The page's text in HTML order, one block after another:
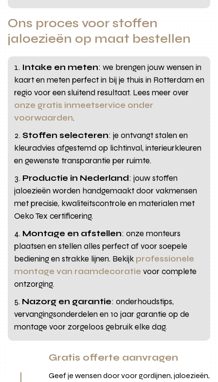
Ons proces voor stoffen
jaloezieën op maat bestellen
Intake en meten: we brengen jouw wensen in
kaart en meten perfect in bij je thuis in Rotterdam en
regio voor een sluitend resultaat. Lees meer over
onze gratis inmeetservice onder
voorwaarden.
Stoffen selecteren: je ontvangt stalen en
kleuradvies afgestemd op lichtinval, interieurkleuren
en gewenste transparantie per ruimte.
Productie in Nederland: jouw stoffen
jaloezieën worden handgemaakt door vakmensen
met precisie, kwaliteitscontrole en materialen met
Oeko Tex certificering.
Montage en afstellen: onze monteurs
plaatsen en stellen alles perfect af voor soepele
bediening en strakke lijnen. Bekijk professionele
montage van raamdecoratie voor complete
ontzorging.
Nazorg en garantie: onderhoudstips,
vervangingsonderdelen en 10 jaar garantie op de
montage voor zorgeloos gebruik elke dag.
Gratis offerte aanvragen
Geef je wensen door voor gordijnen, jaloezieën,